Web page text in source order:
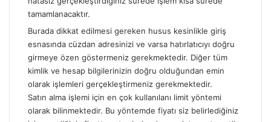
tamamlanacaktır.
Burada dikkat edilmesi gereken husus kesinlikle giriş
esnasında cüzdan adresinizi ve varsa hatırlatıcıyı doğru
girmeye özen göstermeniz gerekmektedir. Diğer tüm
kimlik ve hesap bilgilerinizin doğru olduğundan emin
olarak işlemleri gerçekleştirmeniz gerekmektedir.
Satın alma işlemi için en çok kullanılanı limit yöntemi
olarak bilinmektedir. Bu yöntemde fiyatı siz belirlediğiniz